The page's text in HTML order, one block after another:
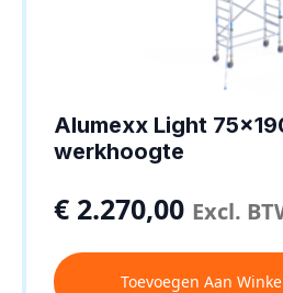
Alumexx Light
werkhoogte
€ 2.270,00 Excl.
Toevoegen Aan